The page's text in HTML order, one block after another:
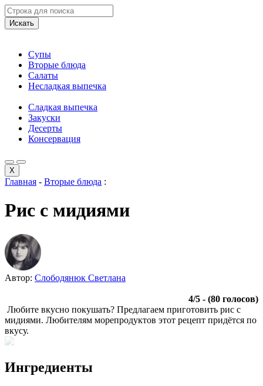
Искать
Супы
Вторые блюда
Салаты
Несладкая выпечка
Сладкая выпечка
Закуски
Десерты
Консервация
X
Главная - Вторые блюда :
Рис с мидиями
Автор: Слободянюк Светлана
4/5 - (80 голосов)
Любите вкусно покушать? Предлагаем приготовить рис с
мидиями. Любителям морепродуктов этот рецепт придётся по
вкусу.
Ингредиенты